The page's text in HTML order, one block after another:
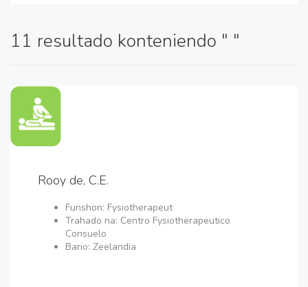
11 resultado konteniendo " "
Rooy de, C.E.
Funshon: Fysiotherapeut
Trahado na: Centro Fysiotherapeutico
Consuelo
Bario: Zeelandia